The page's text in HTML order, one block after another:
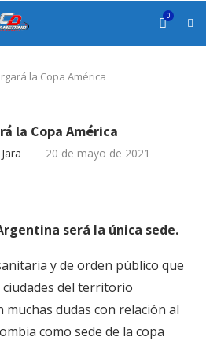
0
la Copa América
la Copa América
20 de mayo de 2021
será la única sede.
y de orden público que
del territorio
dudas con relación al
como sede de la copa